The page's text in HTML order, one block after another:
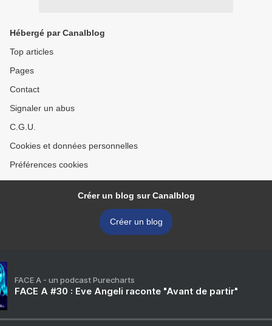
Hébergé par Canalblog
Top articles
Pages
Contact
Signaler un abus
C.G.U.
Cookies et données personnelles
Préférences cookies
Créer un blog sur Canalblog
Créer un blog
FACE A - un podcast Purecharts
FACE A #30 : Eve Angeli raconte "Avant de partir"